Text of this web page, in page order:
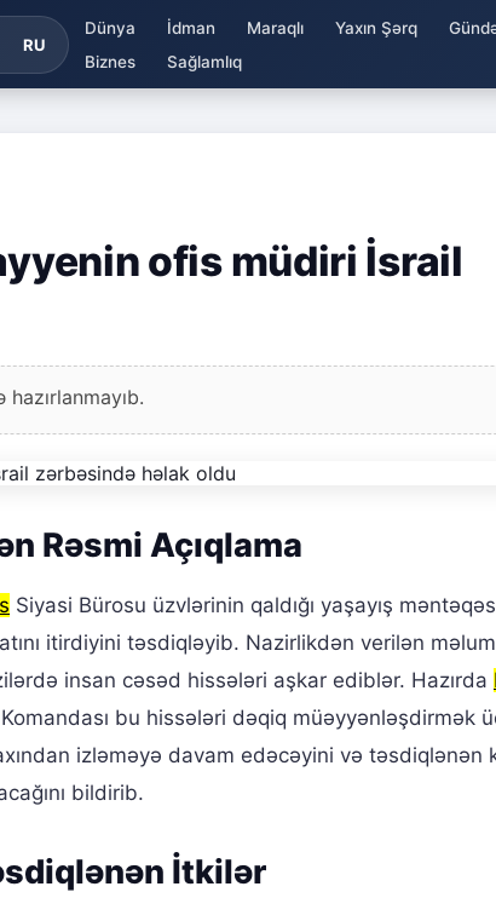
RU
Dünya İdman Maraqlı Yaxın Şərq
Biznes
Sağlamlıq
ofis müdiri İsrail
Rəsmi Açıqlama
Siyasi Bürosu üzvlərinin qaldığı yaşayış
itirdiyini təsdiqləyib. Nazirlikdən verilən
insan cəsəd hissələri aşkar ediblər. Hazırda
bu hissələri dəqiq müəyyənləşdirmək
izləməyə davam edəcəyini və təsdiqlənən
bildirib.
İtkilər